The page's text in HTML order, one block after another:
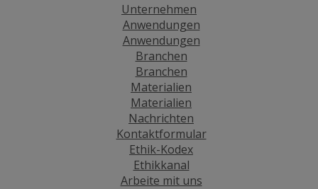
Unternehmen
Anwendungen
Anwendungen
Branchen
Branchen
Materialien
Materialien
Nachrichten
Kontaktformular
Ethik-Kodex
Ethikkanal
Arbeite mit uns